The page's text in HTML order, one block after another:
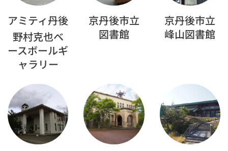
アミティ丹後
野村克也ベ
ースボールギ
ャラリー
京丹後市立
図書館
京丹後市立
峰山図書館